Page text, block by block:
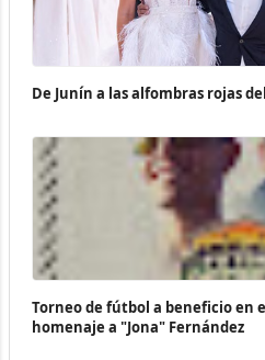
De Junín a las alfombras rojas
Torneo de fútbol a beneficio en
homenaje a "Jona" Fernández